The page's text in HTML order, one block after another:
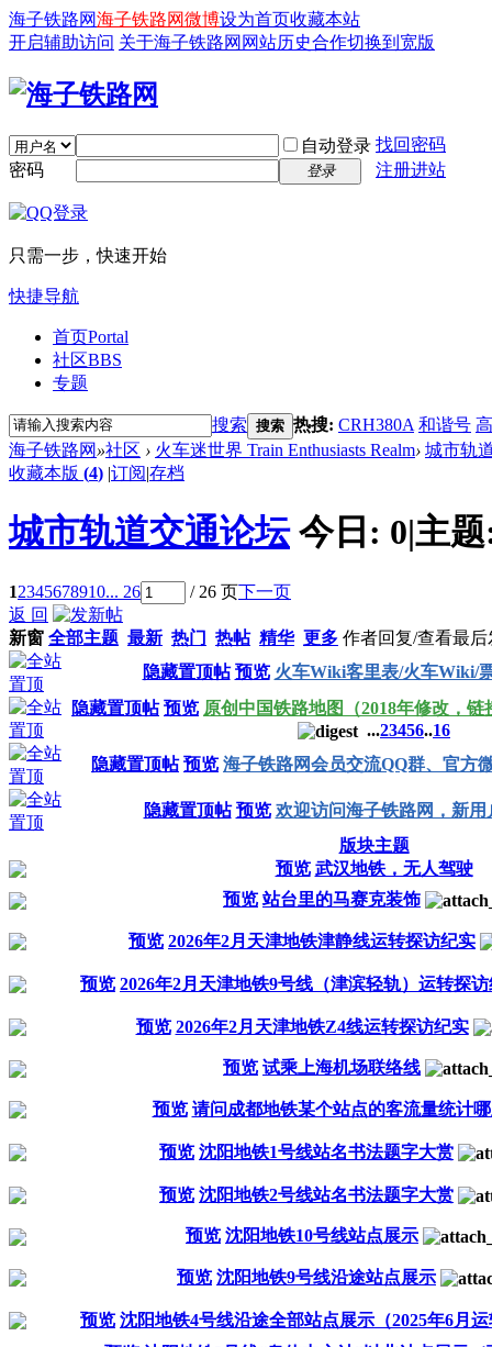
海子铁路网海子铁路网微博设为首页收藏本站
开启辅助访问 关于海子铁路网 网站历史合作切换到宽版
自动登录 找回密码
密码
登录 注册进站
只需一步，快速开始
快捷导航
首页Portal
社区BBS
专题
搜索 搜索 热搜: CRH380A 和谐号
海子铁路网 »社区 › 火车迷世界 Train Enthusiasts Realm› 城市轨
收藏本版 (4) |订阅|存档
城市轨道交通论坛 今日: 0|主
12345678910... 26 / 26 页下一页
返 回
新窗 全部主题 最新 热门 热帖 精华 更多 作者回复/查看最后
隐藏置顶帖 预览 火车Wiki客里表/火车Wiki/
隐藏置顶帖 预览 原创中国铁路地图（2018年修改，链
...23456..16
隐藏置顶帖 预览 海子铁路网会员交流QQ群、官方
隐藏置顶帖 预览 欢迎访问海子铁路网，新用
版块主题
预览 武汉地铁，无人驾驶
预览 站台里的马赛克装饰
预览 2026年2月天津地铁津静线运转探访纪实
预览 2026年2月天津地铁9号线（津滨轻轨）运转探
预览 2026年2月天津地铁Z4线运转探访纪实
预览 试乘上海机场联络线
预览 请问成都地铁某个站点的客流量统计
预览 沈阳地铁1号线站名书法题字大赏
预览 沈阳地铁2号线站名书法题字大赏
预览 沈阳地铁10号线站点展示
预览 沈阳地铁9号线沿途站点展示
预览 沈阳地铁4号线沿途全部站点展示（2025年6月